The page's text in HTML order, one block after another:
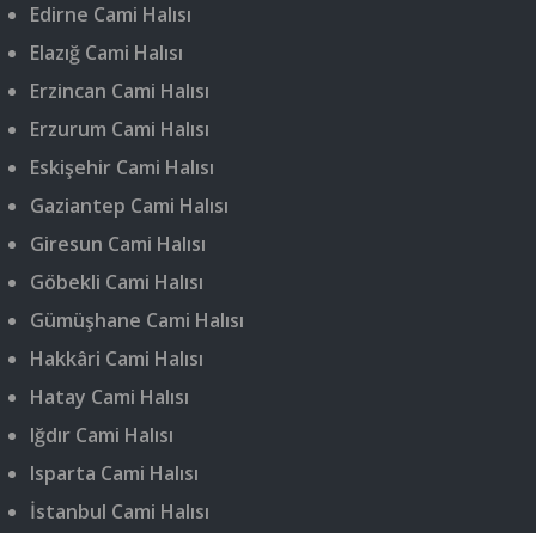
Edirne Cami Halısı
Elazığ Cami Halısı
Erzincan Cami Halısı
Erzurum Cami Halısı
Eskişehir Cami Halısı
Gaziantep Cami Halısı
Giresun Cami Halısı
Göbekli Cami Halısı
Gümüşhane Cami Halısı
Hakkâri Cami Halısı
Hatay Cami Halısı
Iğdır Cami Halısı
Isparta Cami Halısı
İstanbul Cami Halısı